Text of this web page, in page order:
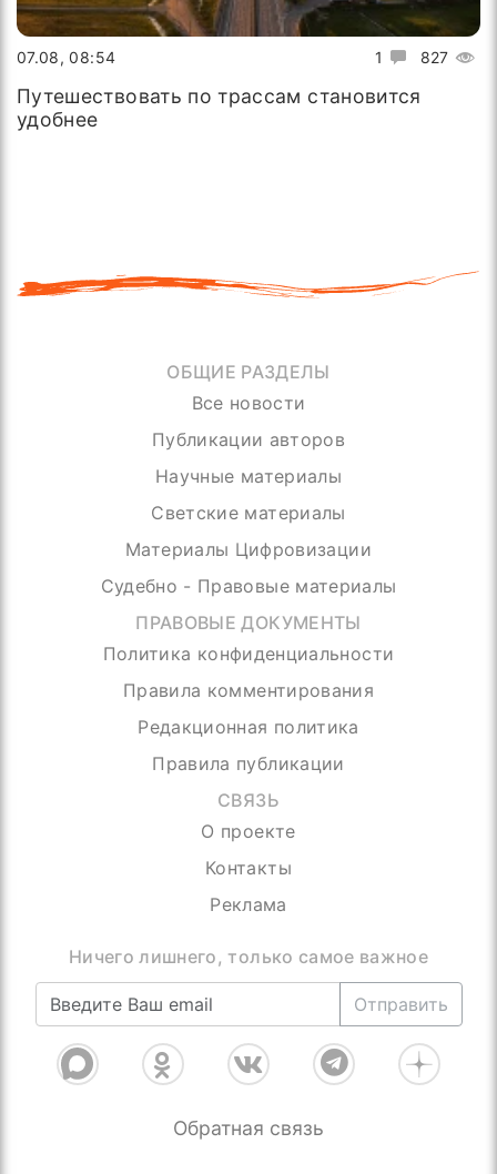
1 827
07.08, 08:54
Путешествовать по трассам становится
удобнее
ОБЩИЕ РАЗДЕЛЫ
Все новости
Публикации авторов
Научные материалы
Светские материалы
Материалы Цифровизации
Судебно - Правовые материалы
ПРАВОВЫЕ ДОКУМЕНТЫ
Политика конфиденциальности
Правила комментирования
Редакционная политика
Правила публикации
СВЯЗЬ
О проекте
Контакты
Реклама
Присоединяйтесь, нас уже более 4000
Отправить
Обратная связь